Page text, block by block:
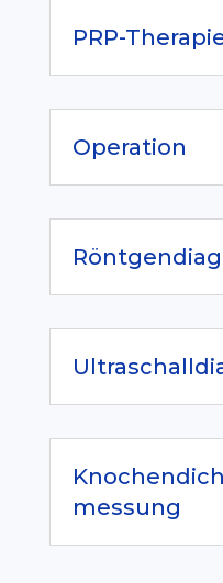
PRP-
Operation
messung